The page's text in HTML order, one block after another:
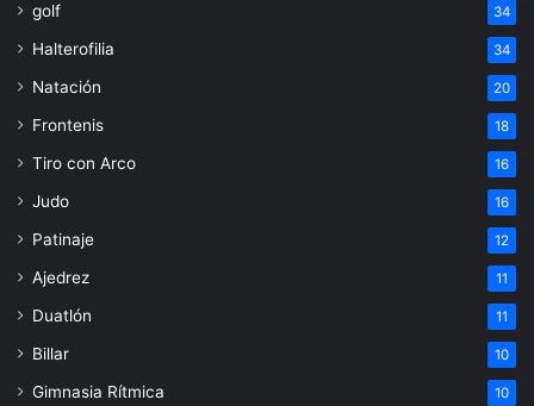
golf 34
Halterofilia 34
Natación 20
Frontenis 18
Tiro con Arco 16
Judo 16
Patinaje 12
Ajedrez 11
Duatlón 11
Billar 10
Gimnasia Rítmica 10